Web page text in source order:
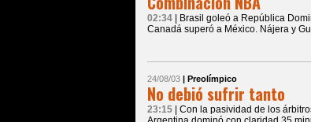
02:34
| Brasil goleó a República
Canadá superó a México. Nájera y
24/08/03 | Preolímpico
No debió sufrir tanto
23:15
| Con la pasividad de los